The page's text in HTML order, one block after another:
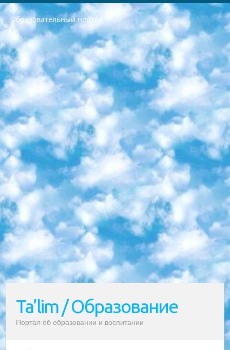
Образовательный портал
РЕСПУБЛИКА УЗБЕКИСТАН МИНИСТРЕРСТВО ДОШКОЛЬНОГО И ШКОЛЬНОГО ОБРАЗОВАНИЯ КОМАНДА в общеобразовательных учреждениях в 2023-2024 учебном году организация и проведение итоговой государственной аттестации обучающихся о Министра дошкольного и школьного образования Республики Узбекистан от 4 марта 2008 года (постановлением Минюста от 20 марта 2008 года № 1778 государственной регистрации) «Итоговое состояние учащихся общего среднего образования на основании положения об утверждении положения об аттестации общего среднего образования выпускной экзамен студентов в образовательных учреждениях в 2023-2024 учебном году В целях организации и прохождения аттестации приказываю: 1. Следующее: перечень предметов, по которым будет проводиться итоговая государственная аттестация и экзамен формы перевода согласно приложению 1; сертификаты международного образца, оценивающие уровень владения иностранными языками перечень согласно приложению 2; 2. Педагогический при специализированных образовательных учреждениях. научно-практический центр квалификации и международной оценки (Д.Давидова) 2024 г. До 25 марта: задания по предметам, по которым будет проводиться итоговая аттестация разработка и утверждение технических условий; итоговая аттестация на основании разработанного предметного задания разработка вопросов по предметам (устно и письменно), экзамен передача; общеобразовательные средние школы и специальные учебные заведения учащиеся выпускных классов школ и интернатов в агентской системе подготовка базы данных экзаменационных материалов и критериев оценки; перевод базы экзаменационных материалов на все языки обучения подать в Республиканский образовательный центр для изготовления; варианты экзаменов на основе разработанных контрольных материалов пусть будут поставлены задачи формирования. 3. Республиканский образовательный центр (Ш.Худайкулов) до 5 апреля 2024 года. до: база данных предоставленных экзаменационных материалов на все языки обучения перевод и экспертиза; для слепых, слабовидящих, глухих, слабослышащих и умственно отсталых детей учащиеся выпускных классов специализированных школ и школ-интернатов база данных экзаменационных материалов на всех преподаваемых языках подготовка критериев оценки; специализированные школы для умственно отсталых детей и технологии для учащихся выпускных классов школ-интернатов разработка соответствующих рекомендаций и критериев проведения ЕГЭ по естествознанию давать задания. 4. Педагогический при специализированных образовательных учреждениях. Научно-практический центр навыков и международной оценки (Д.Давидова), Республика образовательный центр (Худайкулов Ш.) итоговый государственный аттестационный экзамен ориентирован на творческое и логическое мышление при подготовке базы материалов учитывать введение заданий. 5. Следует отметить, что: сертификат государственного образца о знании общеобразовательного предмета и как минимум национальный уровень B1 по предметам на иностранных языках, указанным в Приложении 2. или международно признанный сертификат эквивалентного уровня студенты, изучающие определенный предмет, освобождаются от экзамена; по соответствующим предметам запланирована итоговая государственная аттестация за день до дня, путем жеребьевки Рабочей группой (в письменной форме по предметам, проводимым в форме) из числа сформированных вариантов выбрано 2 варианта; 2 выбранных варианта экзамена анонсированы на официальном сайте министерства и все выпускники по всей стране на основе этих вариантов проводит итоговую государственную аттестацию. 6. Государственное образование учащихся средних общеобразовательных учреждений. знания в соответствии с квалификационными требованиями, которые необходимо приобрести на основании стандартов итоговый (выпускной) контроль для 9 и 11 классов в целях тестирования Экзамены (далее – экзамены) состоят из предметов, перечисленных в приложении 1. будет сделано. 7. Экзамены пройдут с 26 мая по 15 июня 2024 г. (кроме науки физического воспитания). 8. Физическая для учащихся 9 классов общесредних образовательных учреждений. Экзамены по предмету «Образование, квалификация медицина» 1-6 мая 2024 года. сотрудники перевести под присмотр (с отклонениями в физическом или умственном развитии) специализированная школа для детей, школы-интернаты и со сколиозом школы-интернаты санаторного типа для больных детей исключены). 9. Он был слепым, слабовидящим и имел нарушения опорно-двигательного аппарата. экзамены в специализированных школах и интернатах для детей должны проводиться исходя из требований, предъявляемых к общеобразовательным учреждениям (физкультура кроме науки). 10. Специализированная школа для глухих и слабослышащих детей. и экзамены в интернатах и быть реализован в виде письменного теста по математике. 11. Специальность для умственно отсталых детей. Для 9 класса Родной язык и литературное письмо Государственный язык (язык обучения – узбекский). для неклассов) написано Математическое письмо Письменная/устная история Узбекистана Физическое воспитание практично Итоговый контроль Для 11 класса Написание родного языка и литературы (эссе) Математическое письмо Узбекский язык (обучение на узбекском языке) не посещающее общее среднее образование для учреждений)/Образовательное учреждение выбор письменный и устный Иностранный язык письменный/устный Письменная/устная история Узбекистана *По выбору студента:  Химия  Физика  Основы государственного права  География 10 бесплатных образовательных ресурсов - Мы составили подборку онлайн-проектов с интерактивными упражнениями, видеолекциями и статьями. Они помогут вам обрести новые и освежить старые знания бесплатно. 1. «ИНТУИТ» Старейшая образовательная площадка Рунета. Здесь вы найдёте сотни текстовых и видеокурсов на десятки различных тем — от программирования до психологии. Многие курсы подготовлены российскими университетами и крупными международными компаниями вроде Intel и Microsoft. Самостоятельное обучение бесплатное, но желающие могут оплатить услуги персональных наставников. 2. «Смартия» знакомит с актуальными профессиями и подсказывает, как им обучаться. Выбрав заинтересовавшую вас специальность — SMM-специалист, фотограф, веб-дизайнер или другую, — увидите список необходимых для неё умений. Чтобы вы могли освоить их самостоятельно, для каждого умения площадка отображает подборку ссылок на учебные материалы. Хотя «Смартия» ориентируется на русскоязычную аудиторию, часть контента всё же доступна только на английском. 3. «Лекторий Физтеха» Проект Московского физико-технического института (Физтеха). С его помощью вы можете смотреть онлайн серии лекций, записанные на видео в этом вузе. В числе доступных предметов — физика, биология, химия, информационные технологии и другие. К некоторым лекциям администрация ресурса прилагает готовые конспекты, которые можно скачивать в PDF-формате. 4. ITMOcourses Онлайн-площадка Санкт-Петербургского национального исследовательского университета информационных технологий, механики и оптики (ИТМО). Ресурс предоставляет свободный доступ к курсам, разработанным в этом вузе. Каталог материалов разбит на четыре категории: «Оптические системы и технологии», «Приборостроение и робототехника», «Информационные технологии» и «Биотехнологии». Курсы состоят из видеолекций, интерактивных демонстраций и заданий. 5. «КиберЛенинка» Электронная научная библиотека открытого доступа. Каталог площадки регулярно обрастает текстами статей из различных научных изданий. Сгруппированные по журналам и рубрикам публикации можно читать онлайн или скачивать целиком в PDF-формате. Проект нацелен на популяризацию науки за счёт открытого доступа к качественной информации. 6. «ПостНаука» На этом ресурсе публикуют подборки видеолекций, составленные экспертами из разных отраслей и объединённые общими темами. Среди них, к примеру, есть серии «Биоинформатика и геномика», «Культура средневековой Скандинавии» и Cinema Studies о теории кино. Каждая подборка лекций — логически связанная история, рассказанная экспертом от первого лица. Кроме того, на сайте появляются научно-образовательные статьи и тесты на разные темы. 7. «Newочём» Команда проекта «Newочём» отбирает самые интересные тексты из англоязычных СМИ и переводит те из них, за которые голосуют участники сообщества «ВКонтакте». По большей части это научно-популярные статьи. Редакторы придумывают лишь заголовки, в остальном содержание переводов соответствует оригиналам. Полные тексты можно читать прямо в социальной сети. 8. InternetUrok Онлайн-база материалов по основным дисциплинам школьной программы. Информация на сайте структурирована по классам, предметам и темам (урокам). Каждый урок состоит из видеолекций и конспектов. Есть также интерактивные тренажёры и тесты для закрепления пройденного материала. Даже если вы давно окончили школу, возможность повторить программу старших классов всегда может пригодиться. 9. Edutainme Ещё один ресурс об образовании. В отличие от Newtonew, как мне кажется, Edutainme больше ориентируется на представителей индустрии: педагогов, предпринимателей, разработчиков образовательных проектов. Но и любой, кто просто стремится к саморазвитию, найдёт на сайте много полезного и интересного для себя. Например, информацию о новых курсах и образовательных сервисах. 10. Newtonew Онлайн-медиа об образовании и обучении в широком смысле. Авторы Newtonew пишут об инструментах, заведениях, тактиках и стратегиях, которые помогают учить других и получать новые знания самостоятельно. На этой площадке вы найдёте новости, обзоры, аналитические мат
Ta’lim / Образование
Портал об образовании и воспитании